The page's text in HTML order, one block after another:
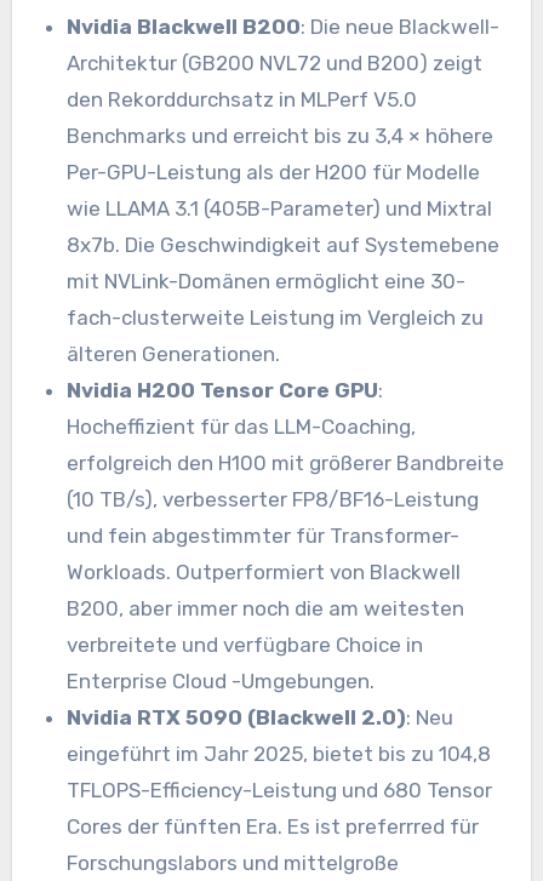
Nvidia Blackwell B200: Die neue Blackwell-
Architektur (GB200 NVL72 und B200) zeigt
den Rekorddurchsatz in MLPerf V5.0
Benchmarks und erreicht bis zu 3,4 × höhere
Per-GPU-Leistung als der H200 für Modelle
wie LLAMA 3.1 (405B-Parameter) und Mixtral
8x7b. Die Geschwindigkeit auf Systemebene
mit NVLink-Domänen ermöglicht eine 30-
fach-clusterweite Leistung im Vergleich zu
älteren Generationen.
Nvidia H200 Tensor Core GPU:
Hocheffizient für das LLM-Coaching,
erfolgreich den H100 mit größerer Bandbreite
(10 TB/s), verbesserter FP8/BF16-Leistung
und fein abgestimmter für Transformer-
Workloads. Outperformiert von Blackwell
B200, aber immer noch die am weitesten
verbreitete und verfügbare Choice in
Enterprise Cloud -Umgebungen.
Nvidia RTX 5090 (Blackwell 2.0): Neu
eingeführt im Jahr 2025, bietet bis zu 104,8
TFLOPS-Efficiency-Leistung und 680 Tensor
Cores der fünften Era. Es ist preferrred für
Forschungslabors und mittelgroße